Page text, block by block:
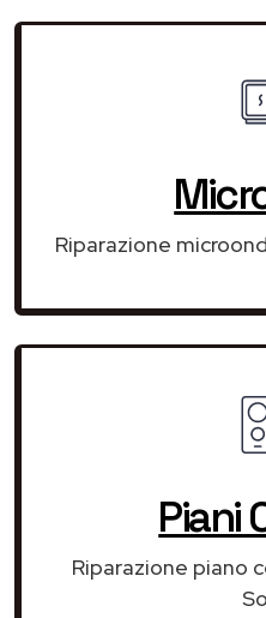
Riparazione
Piani
Riparazione piano